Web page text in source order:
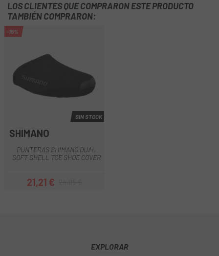
LOS CLIENTES QUE COMPRARON ESTE PRODUCTO
TAMBIÉN COMPRARON:
-15%
SIN STOCK
SHIMANO
PUNTERAS SHIMANO DUAL
SOFT SHELL TOE SHOE COVER
Precio
21,21 €Precio regular
EXPLORAR